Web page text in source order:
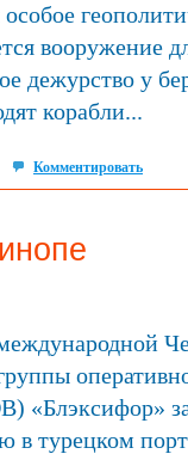
вооружение
дежурство у
корабли...
Комментировать
«Блэксифор»
в турецком